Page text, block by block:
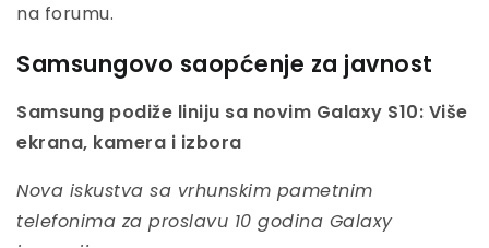
na forumu.
Samsungovo saopćenje za javnost
Samsung podiže liniju sa novim Galaxy S10: Više
ekrana, kamera i izbora
Nova iskustva sa vrhunskim pametnim
telefonima za proslavu 10 godina Galaxy